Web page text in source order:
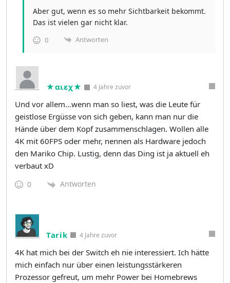
Aber gut, wenn es so mehr Sichtbarkeit bekommt.
Das ist vielen gar nicht klar.
0 Antworten
★αιεχ★ 4 Jahre zuvor
Und vor allem…wenn man so liest, was die Leute für
geistlose Ergüsse von sich geben, kann man nur die
Hände über dem Kopf zusammenschlagen. Wollen alle
4K mit 60FPS oder mehr, nennen als Hardware jedoch
den Mariko Chip. Lustig, denn das Ding ist ja aktuell eh
verbaut xD
0 Antworten
Tarik 4 Jahre zuvor
4K hat mich bei der Switch eh nie interessiert. Ich hätte
mich einfach nur über einen leistungsstärkeren
Prozessor gefreut, um mehr Power bei Homebrews